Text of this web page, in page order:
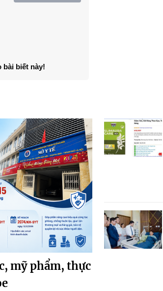
bài biết này!
mỹ phẩm, thực